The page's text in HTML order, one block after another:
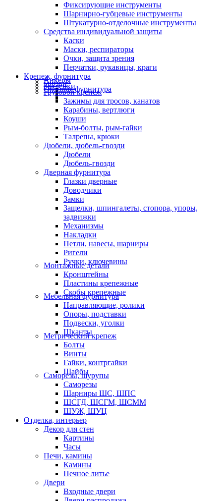
Фиксирующие инструменты
Шарнирно-губцевые инструменты
Штукатурно-отделочные инструменты
Средства индивидуальной защиты
Каски
Маски, респираторы
Очки, защита зрения
Перчатки, рукавицы, краги
Крепеж, фурнитура
Анкеры
Гвозди
Заклепки
Оконная фурнитура
Грузовой крепеж
Зажимы для тросов, канатов
Карабины, вертлюги
Коуши
Рым-болты, рым-гайки
Талрепы, крюки
Дюбели, дюбель-гвозди
Дюбели
Дюбель-гвозди
Дверная фурнитура
Глазки дверные
Доводчики
Замки
Защелки, шпингалеты, стопора, упоры,
задвижки
Механизмы
Накладки
Петли, навесы, шарниры
Ригели
Ручки, ключевины
Монтажные детали
Кронштейны
Пластины крепежные
Скобы крепежные
Мебельная фурнитура
Направляющие, ролики
Опоры, подставки
Подвески, уголки
Шканты
Метрический крепеж
Болты
Винты
Гайки, контргайки
Шайбы
Саморезы, шурупы
Саморезы
Шарниры ШС, ШПС
ШСГД, ШСГМ, ШСММ
ШУЖ, ШУЦ
Отделка, интерьер
Декор для стен
Картины
Часы
Печи, камины
Камины
Печное литье
Двери
Входные двери